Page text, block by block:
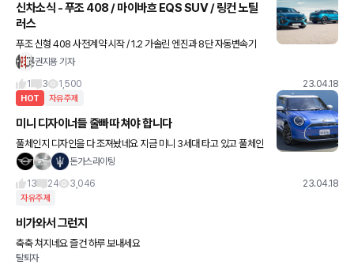
신차소식 - 푸조 408 / 마이바흐 EQS SUV / 링컨 노틸
러스
푸조 신형 408 사전계약 시작 / 1.2 가솔린 엔진과 8단 자동변속기
조합으로 130마력 발휘 / 알뤼르와 GT 두 가지 트림 / 가격은 모두 4
권지용 기자
1
3 1,500 23.04.18
HOT 자유주제
미니 디자이너들 줄빠따 쳐야 합니다
풀체인지 디자인을 다 조져놨네요 지금 미니 3세대 타고 있고 풀체인
지 구매하려고 기다리고 있었는데 디자인 보자마자 손절하기로 결심
돈가스라이팅
13
24 3,046 23.04.18
자유주제
비가와서 그런지
축축 쳐지네요 즐건 하루 보내세요
탈퇴자